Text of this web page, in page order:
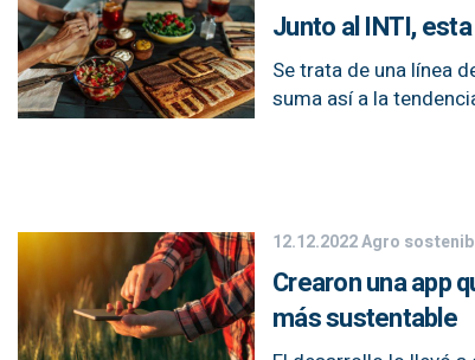
Junto al INTI,
Se trata de una línea
suma así a la
12.12.2022Agro
Crearon una app
más sustentable